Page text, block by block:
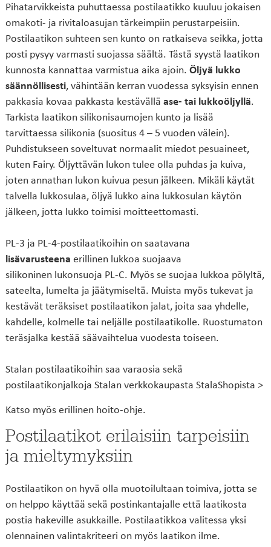
Pihatarvikkeista puhuttaessa postilaatikko kuuluu jokaisen
omakoti- ja rivitaloasujan tärkeimpiin perustarpeisiin.
Postilaatikon suhteen sen kunto on ratkaiseva seikka, jotta
posti pysyy varmasti suojassa säältä. Tästä syystä laatikon
kunnosta kannattaa varmistua aika ajoin. Öljyä lukko
säännöllisesti, vähintään kerran vuodessa syksyisin ennen
pakkasia kovaa pakkasta kestävällä ase- tai lukkoöljyllä.
Tarkista laatikon silikonisaumojen kunto ja lisää
tarvittaessa silikonia (suositus 4 – 5 vuoden välein).
Puhdistukseen soveltuvat normaalit miedot pesuaineet,
kuten Fairy. Öljyttävän lukon tulee olla puhdas ja kuiva,
joten annathan lukon kuivua pesun jälkeen. Mikäli käytät
talvella lukkosulaa, öljyä lukko aina lukkosulan käytön
jälkeen, jotta lukko toimisi moitteettomasti.
PL-3 ja PL-4-postilaatikoihin on saatavana
lisävarusteena erillinen lukkoa suojaava
silikoninen lukonsuoja PL-C. Myös se suojaa lukkoa pölyltä,
sateelta, lumelta ja jäätymiseltä. Muista myös tukevat ja
kestävät teräksiset postilaatikon jalat, joita saa yhdelle,
kahdelle, kolmelle tai neljälle postilaatikolle. Ruostumaton
teräsjalka kestää säävaihtelua vuodesta toiseen.
Stalan postilaatikoihin saa varaosia sekä
postilaatikonjalkoja Stalan verkkokaupasta StalaShopista >
Katso myös erillinen hoito-ohje
Postilaatikot erilaisiin tarpeisiin
ja mieltymyksiin
Postilaatikon on hyvä olla muotoilultaan toimiva, jotta se
on helppo käyttää sekä postinkantajalle että laatikosta
postia hakeville asukkaille. Postilaatikkoa valitessa yksi
olennainen valintakriteeri on myös laatikon ilme.